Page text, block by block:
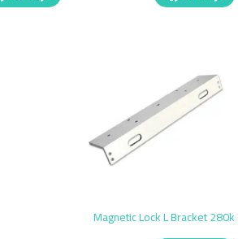
Magnetic Lock L Bracket 280k